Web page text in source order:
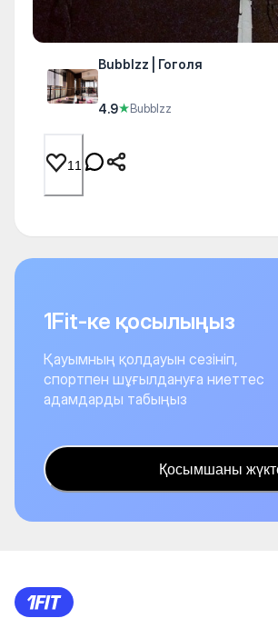
Bubblzz | Гоголя
4.9★Bubblzz
11
1Fit-ке қосылыңыз
Қауымның қолдауын сезініп,
спортпен шұғылдануға ниеттес
адамдарды табыңыз
Қосымшаны